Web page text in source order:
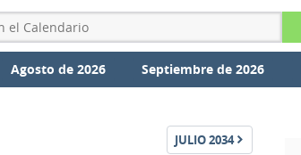
Agosto de 2026 Septiembre de 2026
JULIO2034